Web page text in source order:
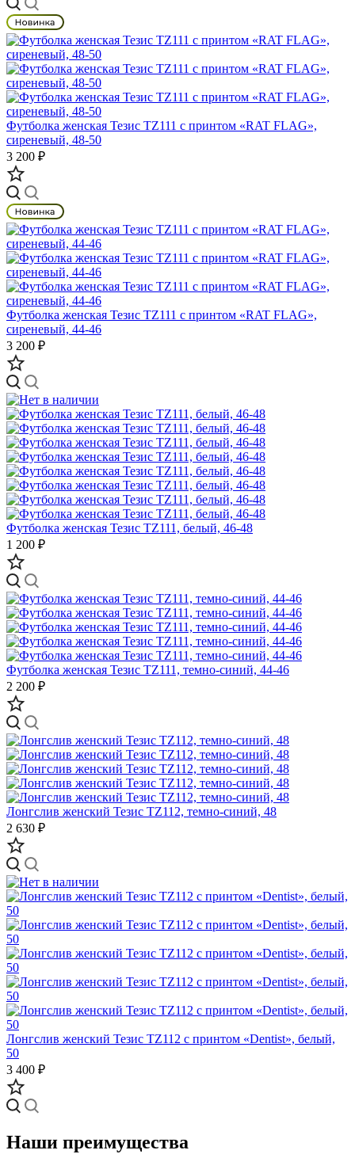
Футболка женская Тезис TZ111 с принтом «RAT FLAG»,
сиреневый, 48-50
3 200 ₽
Футболка женская Тезис TZ111 с принтом «RAT FLAG»,
сиреневый, 44-46
3 200 ₽
Футболка женская Тезис TZ111, белый, 46-48
1 200 ₽
Футболка женская Тезис TZ111, темно-синий, 44-46
2 200 ₽
Лонгслив женский Тезис TZ112, темно-синий, 48
2 630 ₽
Лонгслив женский Тезис TZ112 с принтом «Dentist», белый,
50
3 400 ₽
Наши преимущества